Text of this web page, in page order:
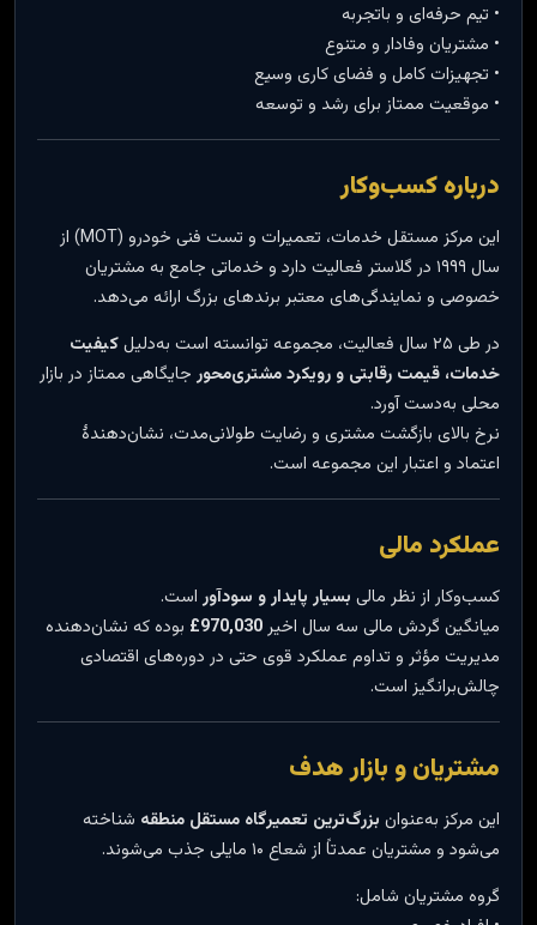
• تیم حرفه‌ای و باتجربه
• مشتریان وفادار و متنوع
• تجهیزات کامل و فضای کاری وسیع
• موقعیت ممتاز برای رشد و توسعه
درباره کسب‌وکار
این مرکز مستقل خدمات، تعمیرات و تست فنی خودرو (MOT) از
سال ۱۹۹۹ در گلاستر فعالیت دارد و خدماتی جامع به مشتریان
خصوصی و نمایندگی‌های معتبر برندهای بزرگ ارائه می‌دهد.
در طی ۲۵ سال فعالیت، مجموعه توانسته است به‌دلیل
کیفیت
خدمات، قیمت رقابتی و رویکرد مشتری‌محور جایگاهی ممتاز در بازار
محلی به‌دست آورد.
نرخ بالای بازگشت مشتری و رضایت طولانی‌مدت، نشان‌دهندهٔ
اعتماد و اعتبار این مجموعه است.
عملکرد مالی
کسب‌وکار از نظر مالی بسیار پایدار و سودآور است.
میانگین گردش مالی سه سال اخیر970,030£
بوده که نشان‌دهنده
مدیریت مؤثر و تداوم عملکرد قوی حتی در دوره‌های اقتصادی
چالش‌برانگیز است.
مشتریان و بازار هدف
این مرکز به‌عنوان بزرگ‌ترین تعمیرگاه مستقل منطقه شناخته
می‌شود و مشتریان عمدتاً از شعاع ۱۰ مایلی جذب می‌شوند.
گروه مشتریان شامل: